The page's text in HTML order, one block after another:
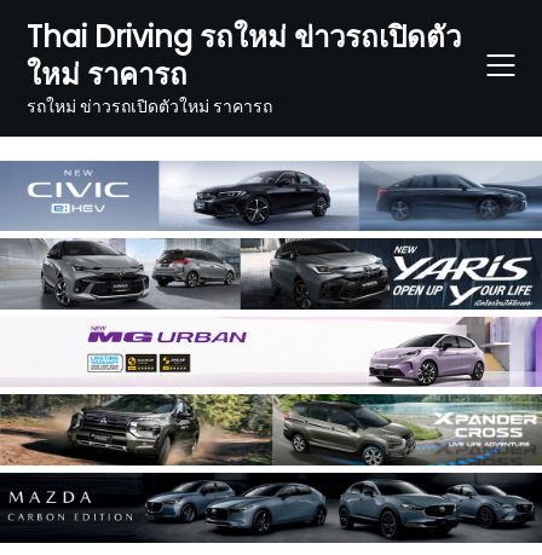
content
Thai Driving รถใหม่ ข่าวรถเปิดตัว
ใหม่ ราคารถ
รถใหม่ ข่าวรถเปิดตัวใหม่ ราคารถ